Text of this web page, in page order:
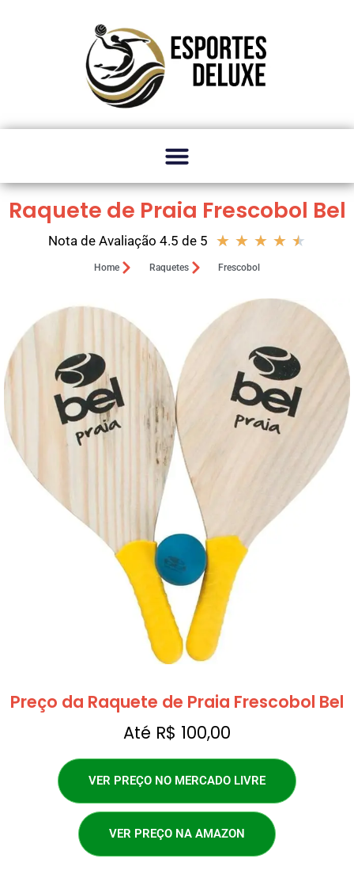
Raquete de Praia Frescobol Bel
Nota de Avaliação 4.5 de 5 ★ ★ ★ ★ ★
Home Raquetes Frescobol
Preço da Raquete de Praia Frescobol Bel
Até R$ 100,00
VER PREÇO NO MERCADO LIVRE
VER PREÇO NA AMAZON